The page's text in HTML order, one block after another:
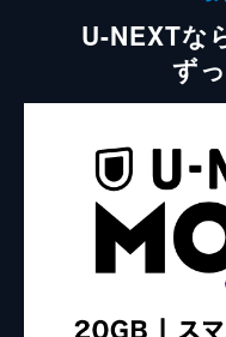
U-NEXTな
ず